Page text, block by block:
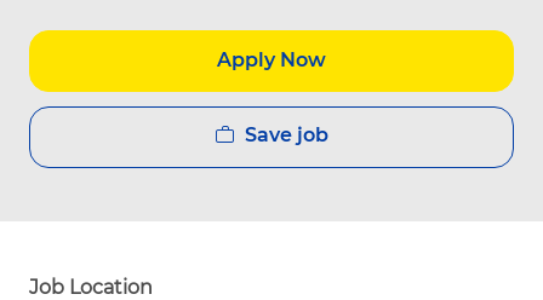
Apply Now
Save job
Job Location